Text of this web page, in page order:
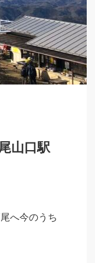
山口駅
へ今のうち